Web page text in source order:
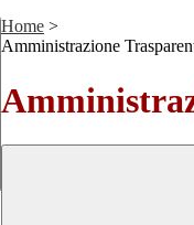
Home >
Amministrazione